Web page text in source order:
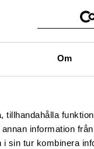
Om
tillhandahålla
information
sin tur kombinera
verket för alla
anger upphovsperson